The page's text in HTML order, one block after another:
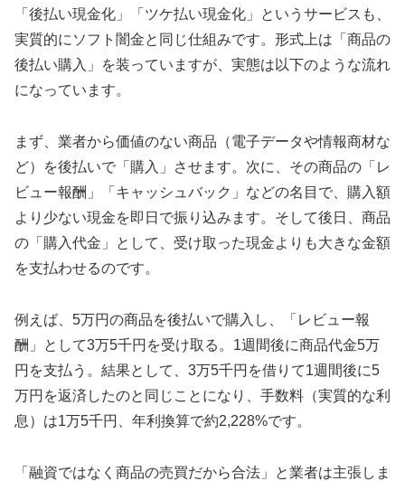
「後払い現金化」「ツケ払い現金化」というサービスも、
実質的にソフト闇金と同じ仕組みです。形式上は「商品の
後払い購入」を装っていますが、実態は以下のような流れ
になっています。
まず、業者から価値のない商品（電子データや情報商材な
ど）を後払いで「購入」させます。次に、その商品の「レ
ビュー報酬」「キャッシュバック」などの名目で、購入額
より少ない現金を即日で振り込みます。そして後日、商品
の「購入代金」として、受け取った現金よりも大きな金額
を支払わせるのです。
例えば、5万円の商品を後払いで購入し、「レビュー報
酬」として3万5千円を受け取る。1週間後に商品代金5万
円を支払う。結果として、3万5千円を借りて1週間後に5
万円を返済したのと同じことになり、手数料（実質的な利
息）は1万5千円、年利換算で約2,228%です。
「融資ではなく商品の売買だから合法」と業者は主張しま